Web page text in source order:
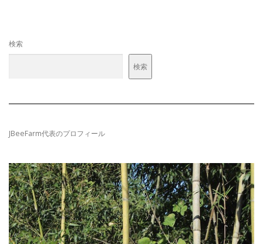
検索
検索
JBeeFarm代表のプロフィール